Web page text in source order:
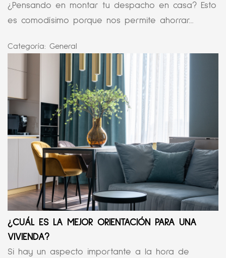
¿Pensando en montar tu despacho en casa? Esto
es comodísimo porque nos permite ahorrar...
Categoría: General
¿CUÁL ES LA MEJOR ORIENTACIÓN PARA UNA
VIVIENDA?
Si hay un aspecto importante a la hora de